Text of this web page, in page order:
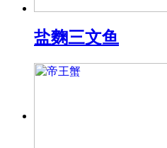
盐麴三文鱼